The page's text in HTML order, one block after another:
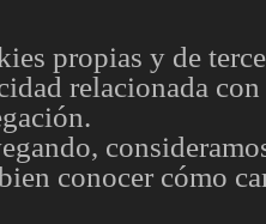
propias y de
relacionada
conocer cómo